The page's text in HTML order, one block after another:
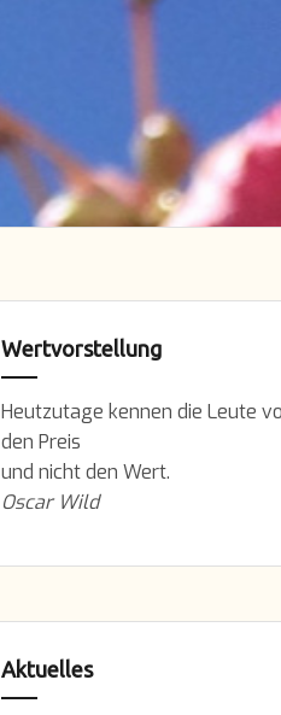
Wertvorstellung
Heutzutage kennen die Leute
den Preis
und nicht den Wert.
Oscar Wild
Aktuelles